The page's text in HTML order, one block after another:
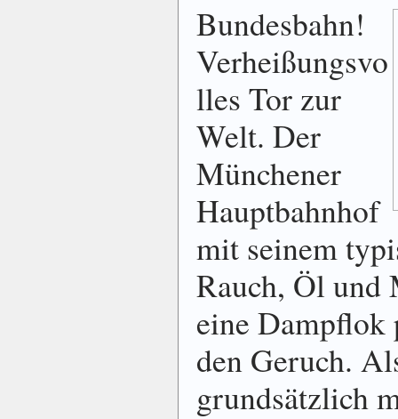
Bundesbahn!
Verheißungsvo
lles Tor zur
Welt. Der
Münchener
Hauptbahnhof
mit seinem
Rauch, Öl und
eine Dampflok
den Geruch.
grundsätzlich